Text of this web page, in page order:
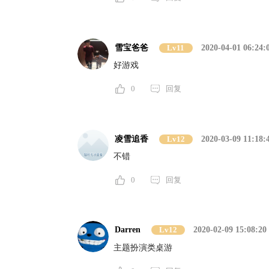
雪宝爸爸 Lv11
2020-04-01
好游戏
0 回复
凌雪追香 Lv12
2020-03-09
不错
0 回复
Darren Lv12
2020-02-09 15:08:20
主题扮演类桌游